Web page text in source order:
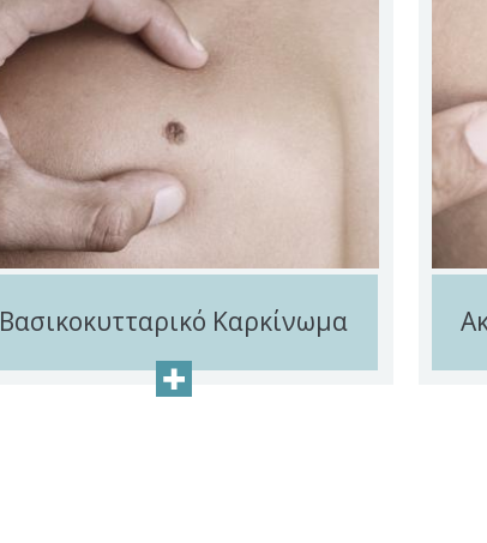
Βασικοκυτταρικό Καρκίνωμα
+